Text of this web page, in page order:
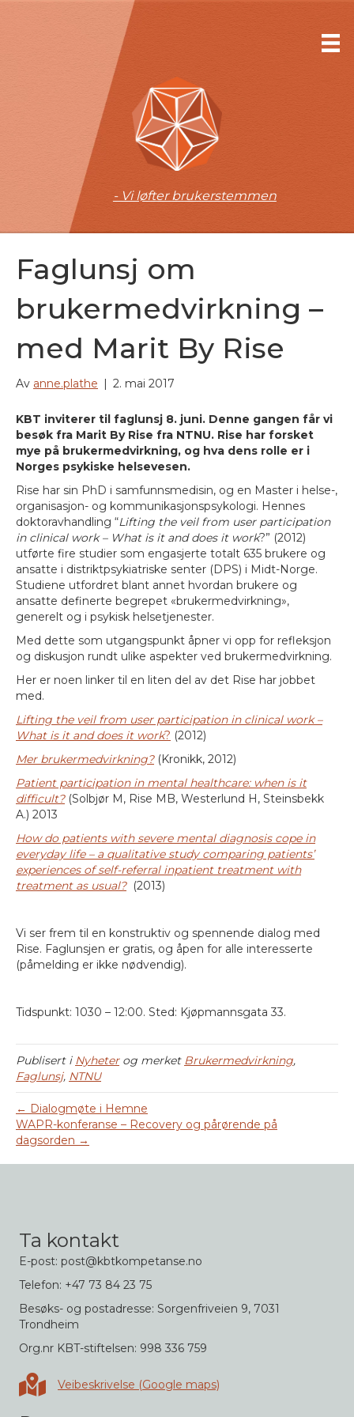
- Vi løfter brukerstemmen
Faglunsj om
brukermedvirkning –
med Marit By Rise
Av anne.plathe | 2. mai 2017
KBT inviterer til faglunsj 8. juni. Denne gangen får vi
besøk fra Marit By Rise fra NTNU. Rise har forsket
mye på brukermedvirkning, og hva dens rolle er i
Norges psykiske helsevesen.
Rise har sin PhD i samfunnsmedisin, og en Master i helse-,
organisasjon- og kommunikasjonspsykologi. Hennes
doktoravhandling “Lifting the veil from user participation
in clinical work – What is it and does it work?” (2012)
utførte fire studier som engasjerte totalt 635 brukere og
ansatte i distriktpsykiatriske senter (DPS) i Midt-Norge.
Studiene utfordret blant annet hvordan brukere og
ansatte definerte begrepet «brukermedvirkning»,
generelt og i psykisk helsetjenester.
Med dette som utgangspunkt åpner vi opp for refleksjon
og diskusjon rundt ulike aspekter ved brukermedvirkning.
Her er noen linker til en liten del av det Rise har jobbet
med.
Lifting the veil from user participation in clinical work –
What is it and does it work? (2012)
Mer brukermedvirkning? (Kronikk, 2012)
Patient participation in mental healthcare: when is it
difficult?(Solbjør M, Rise MB, Westerlund H, Steinsbekk
A.) 2013
How do patients with severe mental diagnosis cope in
everyday life – a qualitative study comparing patients’
experiences of self-referral inpatient treatment with
treatment as usual? (2013)
Vi ser frem til en konstruktiv og spennende dialog med
Rise. Faglunsjen er gratis, og åpen for alle interesserte
(påmelding er ikke nødvendig).
Tidspunkt: 1030 – 12:00. Sted: Kjøpmannsgata 33.
Publisert i Nyheterog merket Brukermedvirkning,
Faglunsj, NTNU
← Dialogmøte i Hemne
WAPR-konferanse – Recovery og pårørende på
dagsorden →
Ta kontakt
E-post: post@kbtkompetanse.no
Telefon: +47 73 84 23 75
Besøks- og postadresse: Sorgenfriveien 9, 7031
Trondheim
Org.nr KBT-stiftelsen: 998 336 759
Veibeskrivelse i Google maps
Veibeskrivelse (Google maps)